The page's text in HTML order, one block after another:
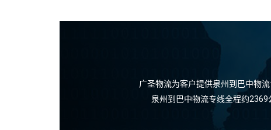
广圣物流为客户提供泉州到巴中物
泉州到巴中物流专线全程约